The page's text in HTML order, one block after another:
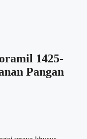
1425-
Pangan